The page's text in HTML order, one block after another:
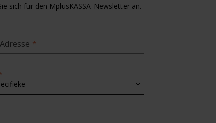
sich für den MplusKASSA-Newsletter an.